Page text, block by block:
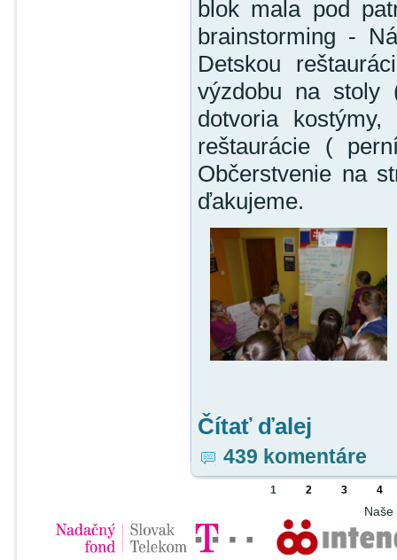
blok mala pod
brainstorming -
Detskou
výzdobu na stoly
dotvoria
reštaurácie (
Občerstvenie na
ďakujeme.
Čítať ďalej
439 komentáre
1 2 3 4